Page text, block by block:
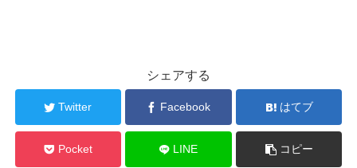
シェアする
Twitter Facebook はてブ
Pocket LINE コピー